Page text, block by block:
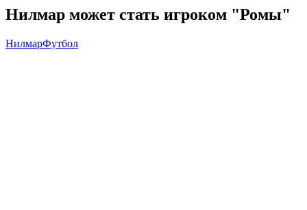
Нилмар может стать игроком "Ромы"
НилмарФутбол